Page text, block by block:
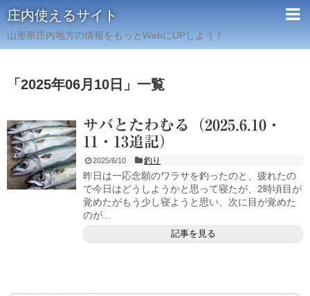
庄内使えるサイト
山形県庄内地方の情報をもっとWebにUPしよう！
「 2025年06月10日 」 一覧
サバとたわむる（2025.6.10・
11・13追記）
2025/6/10 釣り
昨日は一応念願のワラサを釣ったのと、疲れたの
で今日はどうしようかと思って寝たが、2時頃目が
覚めたがもう少し寝ようと思い、次に目が覚めた
のが...
記事を見る